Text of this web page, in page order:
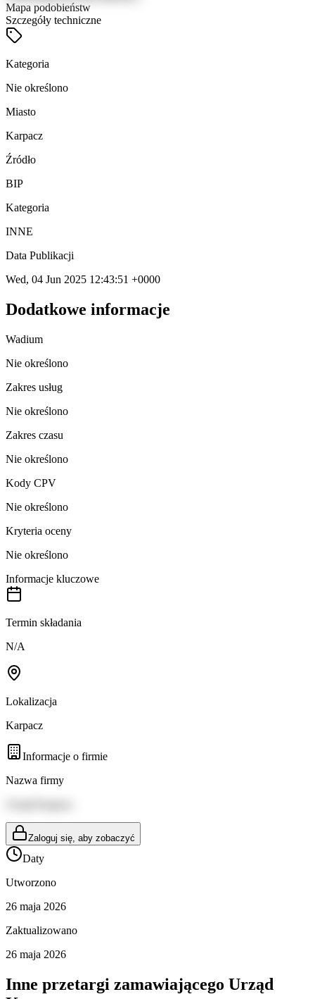
Mapa podobieństw
Szczegóły techniczne
Kategoria
Nie określono
Miasto
Karpacz
Źródło
BIP
Kategoria
INNE
Data Publikacji
Wed, 04 Jun 2025 12:43:51 +0000
Dodatkowe informacje
Wadium
Nie określono
Zakres usług
Nie określono
Zakres czasu
Nie określono
Kody CPV
Nie określono
Kryteria oceny
Nie określono
Informacje kluczowe
Termin składania
N/A
Lokalizacja
Karpacz
Informacje o firmie
Nazwa firmy
Zaloguj się, aby zobaczyć
Daty
Utworzono
26 maja 2026
Zaktualizowano
26 maja 2026
Inne przetargi zamawiającego Urząd